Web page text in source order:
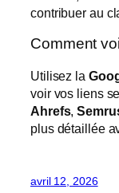
contribuer au
Comment
Utilisez la
voir vos liens
Ahrefs,
plus détaillée
avril 12, 2026